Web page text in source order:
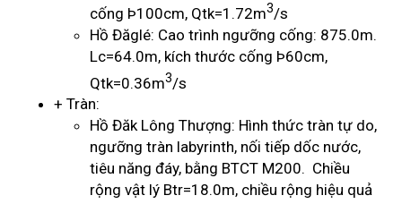
cống Þ100cm, Qtk=1.72m3/s
Hồ Đăglé: Cao trình ngưỡng cống: 875.0m.
Lc=64.0m, kích thước cống Þ60cm,
Qtk=0.36m3/s
+ Tràn:
Hồ Đăk Lông Thượng: Hình thức tràn tự do,
ngưỡng tràn labyrinth, nối tiếp dốc nước,
tiêu năng đáy, bằng BTCT M200. Chiều
rộng vật lý Btr=18.0m, chiều rộng hiệu quả